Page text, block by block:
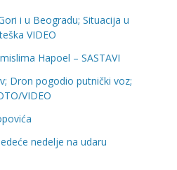
i u Beogradu; Situacija u
VIDEO
Hapoel – SASTAVI
Dron pogodio putnički voz;
VIDEO
nedelje na udaru